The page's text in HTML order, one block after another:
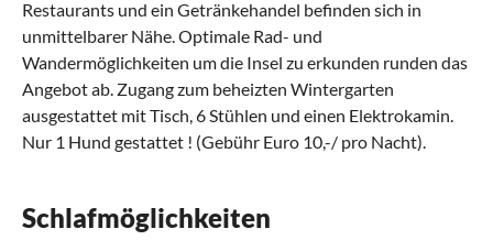
Restaurants und ein Getränkehandel befinden sich in
unmittelbarer Nähe. Optimale Rad- und
Wandermöglichkeiten um die Insel zu erkunden runden das
Angebot ab. Zugang zum beheizten Wintergarten
ausgestattet mit Tisch, 6 Stühlen und einen Elektrokamin.
Nur 1 Hund gestattet ! (Gebühr Euro 10,-/ pro Nacht).
Schlafmöglichkeiten